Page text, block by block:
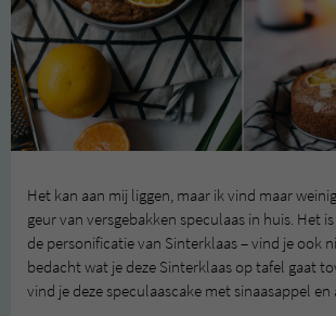
Het kan aan mij liggen, maar ik vind maar
geur van versgebakken speculaas in huis. Het
de personificatie van Sinterklaas – vind je ook
bedacht wat je deze Sinterklaas op tafel gaat
vind je deze speculaascake met sinaasappel en